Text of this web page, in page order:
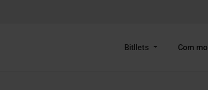
Bitllets Com